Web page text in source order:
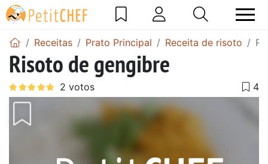
Receitas Prato Principal Receita de risoto
Risoto de gengibre